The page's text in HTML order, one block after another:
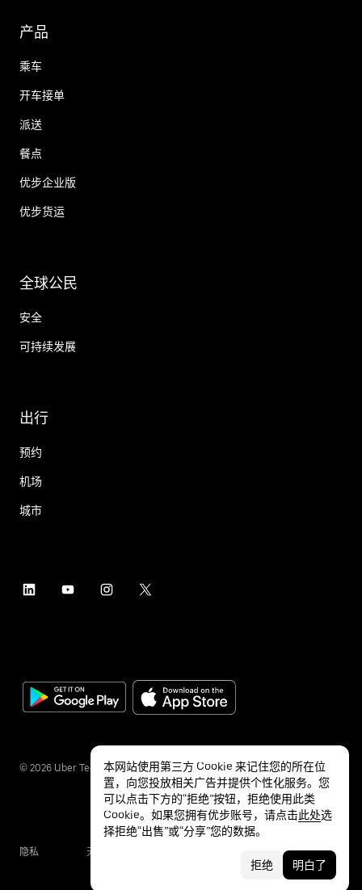
产品
乘车
开车接单
派送
餐点
优步企业版
优步货运
全球公民
安全
可持续发展
出行
预约
机场
城市
© 2026 Uber Technologies Inc.
隐私 无障碍服务
本网站使用第三方 Cookie 来记住您的所在位
置，向您投放相关广告并提供个性化服务。您
可以点击下方的“拒绝”按钮，拒绝使用此类
Cookie。如果您拥有优步账号，请点击此处选
择拒绝“出售”或“分享”您的数据。
拒绝 明白了